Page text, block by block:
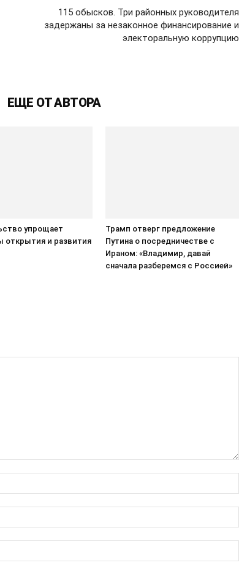
115 обысков. Три районных руководителя
задержаны за незаконное финансирование и
электоральную коррупцию
ЕЩЕ ОТ АВТОРА
упрощает
открытия и развития
Трамп отверг предложение
Путина о посредничестве с
Ираном: «Владимир, давай
сначала разберемся с Россией»